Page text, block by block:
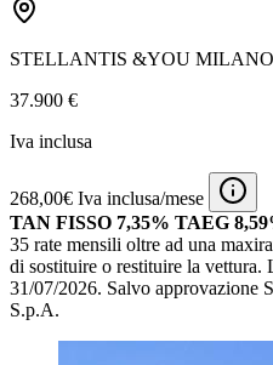
STELLANTIS &YOU
37.900 €
Iva inclusa
268,00€ Iva inclusa/mese
TAN FISSO 7,35% TAEG
35 rate mensili oltre ad una
di sostituire o restituire la vettura.
31/07/2026. Salvo approvazione
S.p.A.